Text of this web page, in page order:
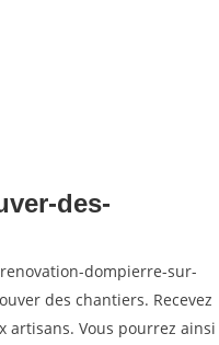
des-
dompierre-sur-
des chantiers. Recevez
artisans. Vous pourrez ainsi